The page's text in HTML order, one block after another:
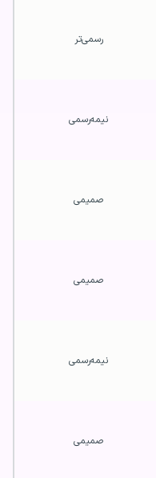
رسمی‌تر
نیمه‌رسمی
صمیمی
صمیمی
نیمه‌رسمی
صمیمی